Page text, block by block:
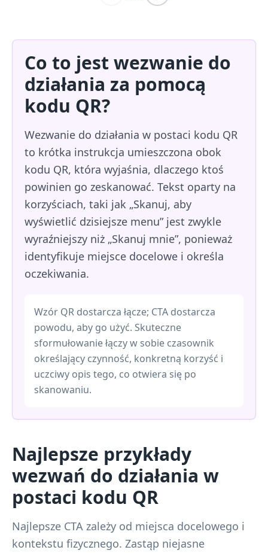
Co to jest wezwanie do
działania za pomocą
kodu QR?
Wezwanie do działania w postaci kodu QR
to krótka instrukcja umieszczona obok
kodu QR, która wyjaśnia, dlaczego ktoś
powinien go zeskanować. Tekst oparty na
korzyściach, taki jak „Skanuj, aby
wyświetlić dzisiejsze menu” jest zwykle
wyraźniejszy niż „Skanuj mnie”, ponieważ
identyfikuje miejsce docelowe i określa
oczekiwania.
Wzór QR dostarcza łącze; CTA dostarcza
powodu, aby go użyć. Skuteczne
sformułowanie łączy w sobie czasownik
określający czynność, konkretną korzyść i
uczciwy opis tego, co otwiera się po
skanowaniu.
Najlepsze przykłady
wezwań do działania w
postaci kodu QR
Najlepsze CTA zależy od miejsca docelowego i
kontekstu fizycznego. Zastąp niejasne